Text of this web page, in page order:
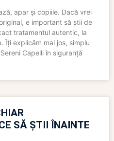
apar și copiile. Dacă vrei
e important să știi de
tratamentul autentic, la
Îți explicăm mai jos, simplu
Capelli în siguranță
SĂ ȘTII ÎNAINTE